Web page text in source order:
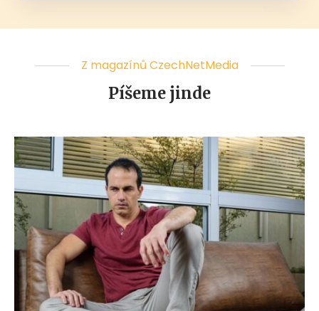
Z magazínů CzechNetMedia
Píšeme jinde